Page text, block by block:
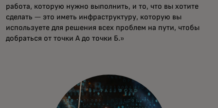
работа, которую нужно выполнить, и то, что вы хотите
сделать — это иметь инфраструктуру, которую вы
используете для решения всех проблем на пути, чтобы
добраться от точки А до точки Б.»